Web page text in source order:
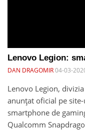
Lenovo Legion:
DAN DRAGOMIR04-03-
Lenovo Legion,
anunțat oficial pe
smartphone de
Qualcomm